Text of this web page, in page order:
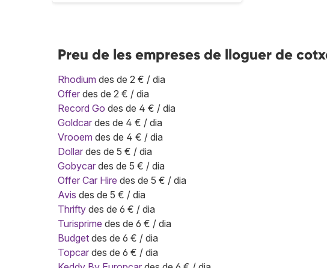
Preu de les empreses de lloguer de
Rhodium des de 2 € / dia
Offer des de 2 € / dia
Record Go des de 4 € / dia
Goldcar des de 4 € / dia
Vrooem des de 4 € / dia
Dollar des de 5 € / dia
Gobycar des de 5 € / dia
Offer Car Hire des de 5 € / dia
Avis des de 5 € / dia
Thrifty des de 6 € / dia
Turisprime des de 6 € / dia
Budget des de 6 € / dia
Topcar des de 6 € / dia